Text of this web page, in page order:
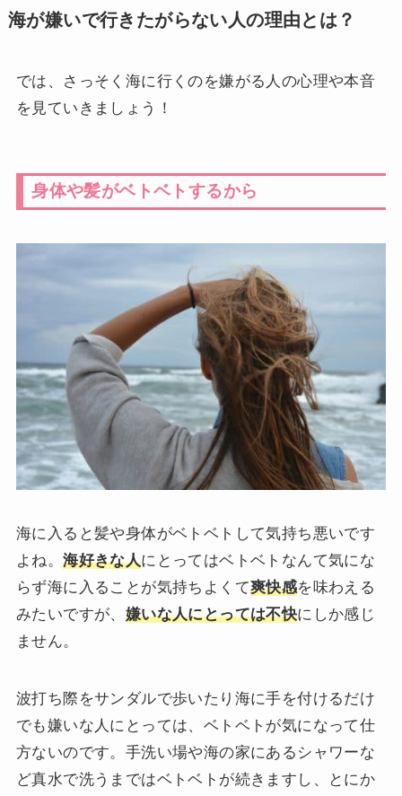
海が嫌いで行きたがらない人の理由とは？
では、さっそく海に行くのを嫌がる人の心理や本音
を見ていきましょう！
身体や髪がベトベトするから
海に入ると髪や身体がベトベトして気持ち悪いです
よね。海好きな人にとってはベトベトなんて気にな
らず海に入ることが気持ちよくて爽快感を味わえる
みたいですが、 嫌いな人にとっては不快にしか感じ
ません。
波打ち際をサンダルで歩いたり海に手を付けるだけ
でも嫌いな人にとっては、ベトベトが気になって仕
方ないのです。手洗い場や海の家にあるシャワーな
ど真水で洗うまではベトベトが続きますし、とにか